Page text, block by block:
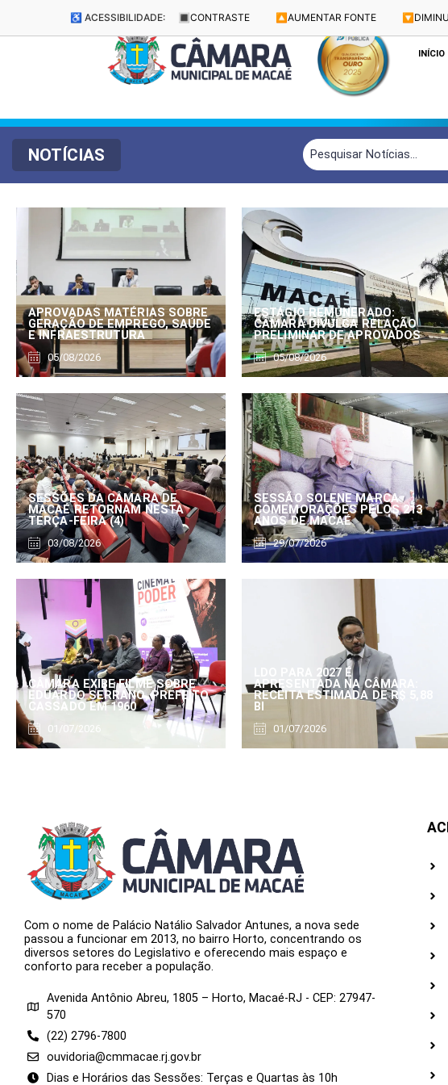
♿ ACESSIBILIDADE: 🔳 CONTRASTE 🔼 AUMENTAR FONTE 🔽
INÍCIO
NOTÍCIAS
APROVADAS MATÉRIAS SOBRE
GERAÇÃO DE EMPREGO, SAÚDE
E INFRAESTRUTURA
05/08/2026
ESTÁGIO REMUNERADO:
CÂMARA DIVULGA RELAÇÃO
PRELIMINAR DE APROVADOS
05/08/2026
SESSÕES DA CÂMARA DE
MACAÉ RETORNAM NESTA
TERÇA-FEIRA (4)
03/08/2026
SESSÃO SOLENE MARCA
COMEMORAÇÕES PELOS 213
ANOS DE MACAÉ
29/07/2026
CÂMARA EXIBE FILME SOBRE
EDUARDO SERRANO, PREFEITO
CASSADO EM 1960
01/07/2026
LDO PARA 2027 É
APRESENTADA NA CÂMARA:
RECEITA ESTIMADA DE R$ 5,88
BI
01/07/2026
Com o nome de Palácio Natálio Salvador Antunes, a nova sede
passou a funcionar em 2013, no bairro Horto, concentrando os
diversos setores do Legislativo e oferecendo mais espaço e
conforto para receber a população.
Avenida Antônio Abreu, 1805 – Horto, Macaé-RJ - CEP: 27947-
570
(22) 2796-7800
ouvidoria@cmmacae.rj.gov.br
Dias e Horários das Sessões: Terças e Quartas às 10h